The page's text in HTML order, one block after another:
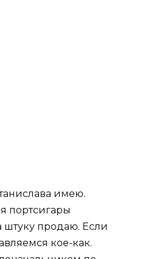
имею.
портсигары
штуку продаю. Если
кое-как.